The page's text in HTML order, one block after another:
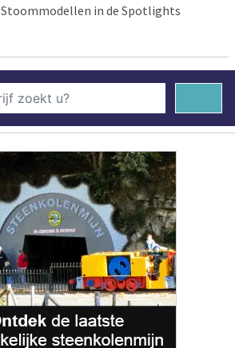
Stoommodellen in de Spotlights